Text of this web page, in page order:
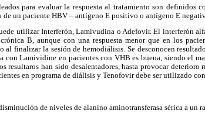
para evaluar la respuesta al tratamiento son definidos
de un paciente HBV – antígeno E positivo o antígeno E
utilizar Interferón, Lamivudina o Adefovir. El interferón
B, aunque con una respuesta menor que en los
al finalizar la sesión de hemodiálisis. Se desconocen
con Lamividine en pacientes con VHB es buena, siendo el
resultaros han sido desalentadores, hasta provocar
en programa de diálisis y Tenofovir debe ser utilizado
de niveles de alanino aminotransferasa sérica a un